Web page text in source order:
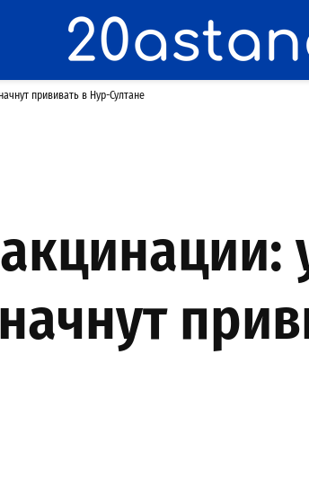
прививать в Нур-Султане